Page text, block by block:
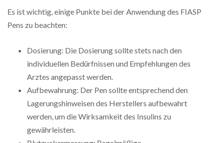
Es ist wichtig, einige Punkte bei der Anwendung des FIASP
Pens zu beachten:
Dosierung: Die Dosierung sollte stets nach den
individuellen Bedürfnissen und Empfehlungen des
Arztes angepasst werden.
Aufbewahrung: Der Pen sollte entsprechend den
Lagerungshinweisen des Herstellers aufbewahrt
werden, um die Wirksamkeit des Insulins zu
gewährleisten.